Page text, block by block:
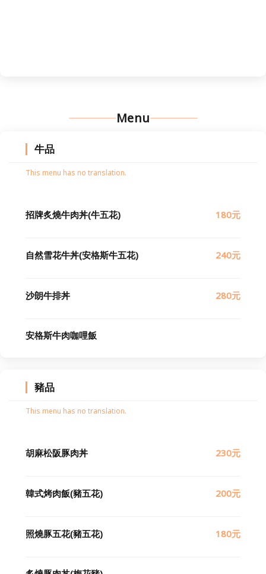
Menu
牛品
This menu has no translation.
招牌炙燒牛肉丼(牛五花) 180元
自然雪花牛丼(安格斯牛五花) 240元
沙朗牛排丼 280元
安格斯牛肉咖哩飯
豬品
This menu has no translation.
胡麻松阪豚肉丼 230元
韓式烤肉飯(豬五花) 200元
照燒豚五花(豬五花) 180元